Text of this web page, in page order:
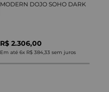
MODERN DOJO SOHO DARK
R$ 2.306,00
Em até 6x R$ 384,33 sem juros